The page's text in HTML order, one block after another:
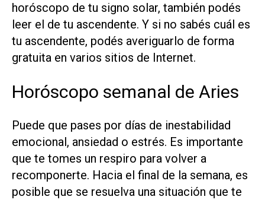
horóscopo de tu signo solar, también podés
leer el de tu ascendente. Y si no sabés cuál es
tu ascendente, podés averiguarlo de forma
gratuita en varios sitios de Internet.
Horóscopo semanal de Aries
Puede que pases por días de inestabilidad
emocional, ansiedad o estrés. Es importante
que te tomes un respiro para volver a
recomponerte. Hacia el final de la semana, es
posible que se resuelva una situación que te